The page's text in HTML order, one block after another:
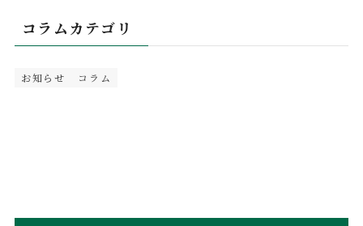
コラムカテゴリ
お知らせ コラム